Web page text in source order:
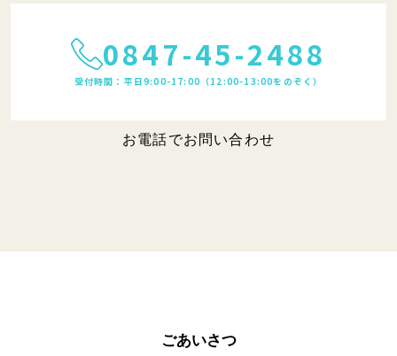
0847-45-2488
受付時間：平日9:00-17:00（12:00-13:00をのぞく）
お電話でお問い合わせ
ごあいさつ